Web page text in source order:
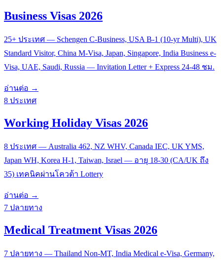
Business Visas 2026
25+ ประเทศ — Schengen C-Business, USA B-1 (10-yr Multi), UK
Standard Visitor, China M-Visa, Japan, Singapore, India Business e-
Visa, UAE, Saudi, Russia — Invitation Letter + Express 24-48 ชม.
อ่านต่อ →
8 ประเทศ
Working Holiday Visas 2026
8 ประเทศ — Australia 462, NZ WHV, Canada IEC, UK YMS,
Japan WH, Korea H-1, Taiwan, Israel — อายุ 18-30 (CA/UK ถึง
35) เทคนิคผ่านโควต้า Lottery
อ่านต่อ →
7 ปลายทาง
Medical Treatment Visas 2026
7 ปลายทาง — Thailand Non-MT, India Medical e-Visa, Germany,